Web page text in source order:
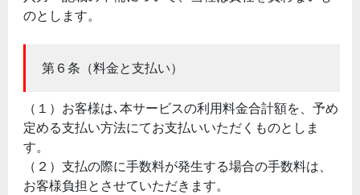
のとします。
第６条（料金と支払い）
（１）お客様は､本サービスの利用料金合計額を、予め
定める支払い方法にてお支払いいただくものとしま
す。
（２）支払の際に手数料が発生する場合の手数料は、
お客様負担とさせていただきます。